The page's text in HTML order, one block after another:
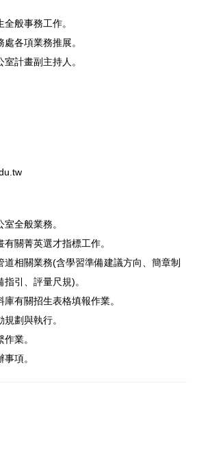
般事務工作。
各項業務推展。
計畫副主持人。
全般業務。
關菁英選才指標工作。
道相關業務(含學習準備建議方向、簡章制
引、評量尺規)。
有關招生表格填報作業。
劃與執行。
業。
項。